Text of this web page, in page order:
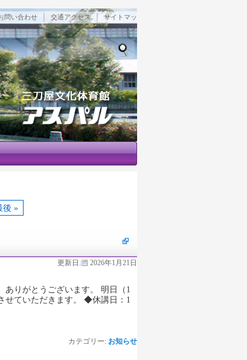
問い合わせ 交通アクセス｜サイトマッ
プ
検索
後 »
更新日: 2026年1月21日
ありがとうございます。 明日（1
せていただきます。 ◆休講日：1
カテゴリー: お知らせ